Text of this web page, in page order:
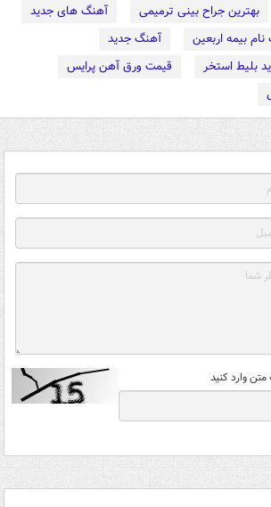
بهترین جراح بینی ترمیمی
آهنگ های جدید
بیمه اربعین
آهنگ جدید
بلیط استخر
قیمت ورق آهن پرایس
وارد کنید